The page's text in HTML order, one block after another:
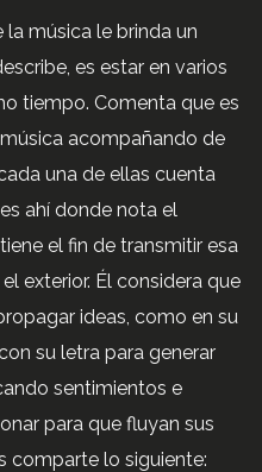
la música le brinda un
es estar en varios
tiempo. Comenta que es
acompañando de
una de ellas cuenta
ahí donde nota el
el fin de transmitir esa
exterior. Él considera que
ideas, como en su
su letra para generar
sentimientos e
para que fluyan sus
comparte lo siguiente: